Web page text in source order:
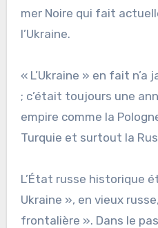
mer Noire qui fait
l’Ukraine.
« L’Ukraine » en fait
; c’était toujours une
empire comme la
Turquie et surtout la
L’État russe historique
Ukraine », en vieux
frontalière ». Dans le